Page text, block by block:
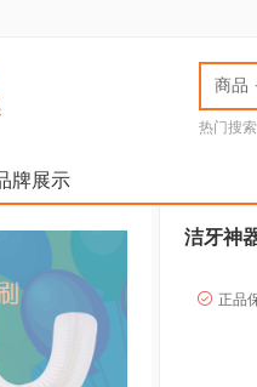
商品
热门搜
牌展示
洁牙神
正品